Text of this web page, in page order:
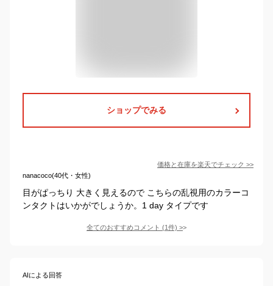
ショップでみる
価格と在庫を楽天でチェック >>
nanacoco(40代・女性)
目がぱっちり 大きく見えるので こちらの乱視用のカラーコ
ンタクトはいかがでしょうか。1 day タイプです
全てのおすすめコメント (1件) >
AIによる回答